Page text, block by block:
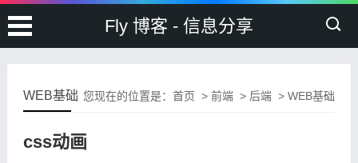
Fly 博客 - 信息分享
您现在的位置是：首页 >前端 > 后端 >WEB基础
WEB基础
css动画